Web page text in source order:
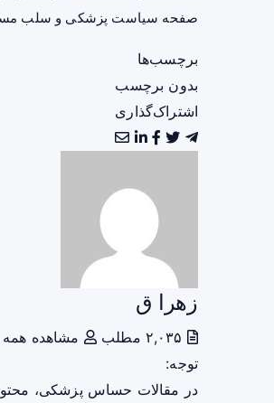
صفحه سیاست پزشکی و سلب
برچسب‌ها
بدون برچسب
اشتراک‌گذاری
زهرا ق
مشاهده همه
توجه:
در مقالات حساس پزشکی،